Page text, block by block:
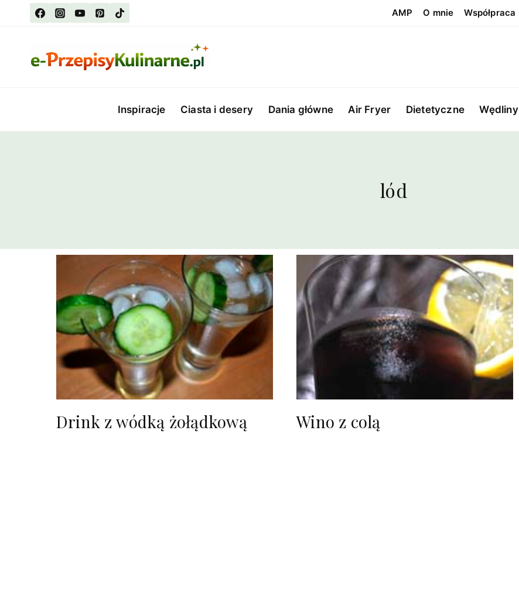
AMP O mnie Współpraca
Inspiracje Ciasta i desery Dania główne Air Fryer Dietetyczne Wędliny
lód
Drink z wódką żołądkową Wino z colą